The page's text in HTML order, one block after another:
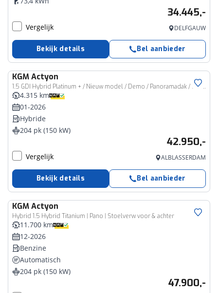
34.445,-
Vergelijk DELFGAUW
Bekijk details Bel aanbieder
KGMActyon
1.5 GDI Hybrid Platinum + / Nieuw model / Demo / Panoramadak / Luxe uitvoering
4.315 km
01-2026
Hybride
204 pk (150 kW)
42.950,-
Vergelijk ALBLASSERDAM
Bekijk details Bel aanbieder
KGMActyon
Hybrid 1.5 Hybrid Titanium | Pano | Stoelverw voor & achter
11.700 km
12-2026
Benzine
Automatisch
204 pk (150 kW)
47.900,-